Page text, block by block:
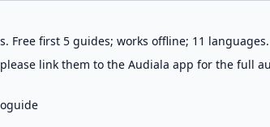
first 5 guides; works offline; 11
link them to the Audiala app for the full